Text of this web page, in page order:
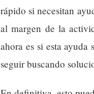
rápido si necesitan
al margen de la
ahora es si esta ayuda
seguir buscando